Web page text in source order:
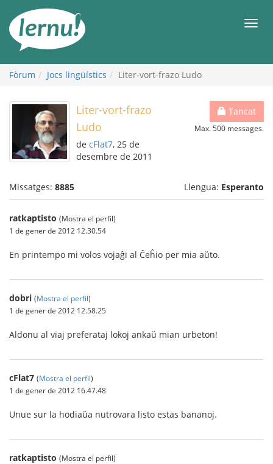
contingut
Fòrum Jocs lingüístics Liter-vort-frazo Ludo
Tancat
Max. 500 messages.
Liter-vort-frazo
Ludo
de cFlat7, 25 de
desembre de 2011
Missatges: 8885 Llengua: Esperanto
ratkaptisto (Mostra el perfil)
1 de gener de 2012 12.30.54
En printempo mi volos vojaĝi al Ĉeĥio per mia aŭto.
dobri (Mostra el perfil)
1 de gener de 2012 12.58.25
Aldonu al viaj preferataj lokoj ankaŭ mian urbeton!
cFlat7 (Mostra el perfil)
1 de gener de 2012 16.47.48
Unue sur la hodiaŭa nutrovara listo estas bananoj.
ratkaptisto (Mostra el perfil)